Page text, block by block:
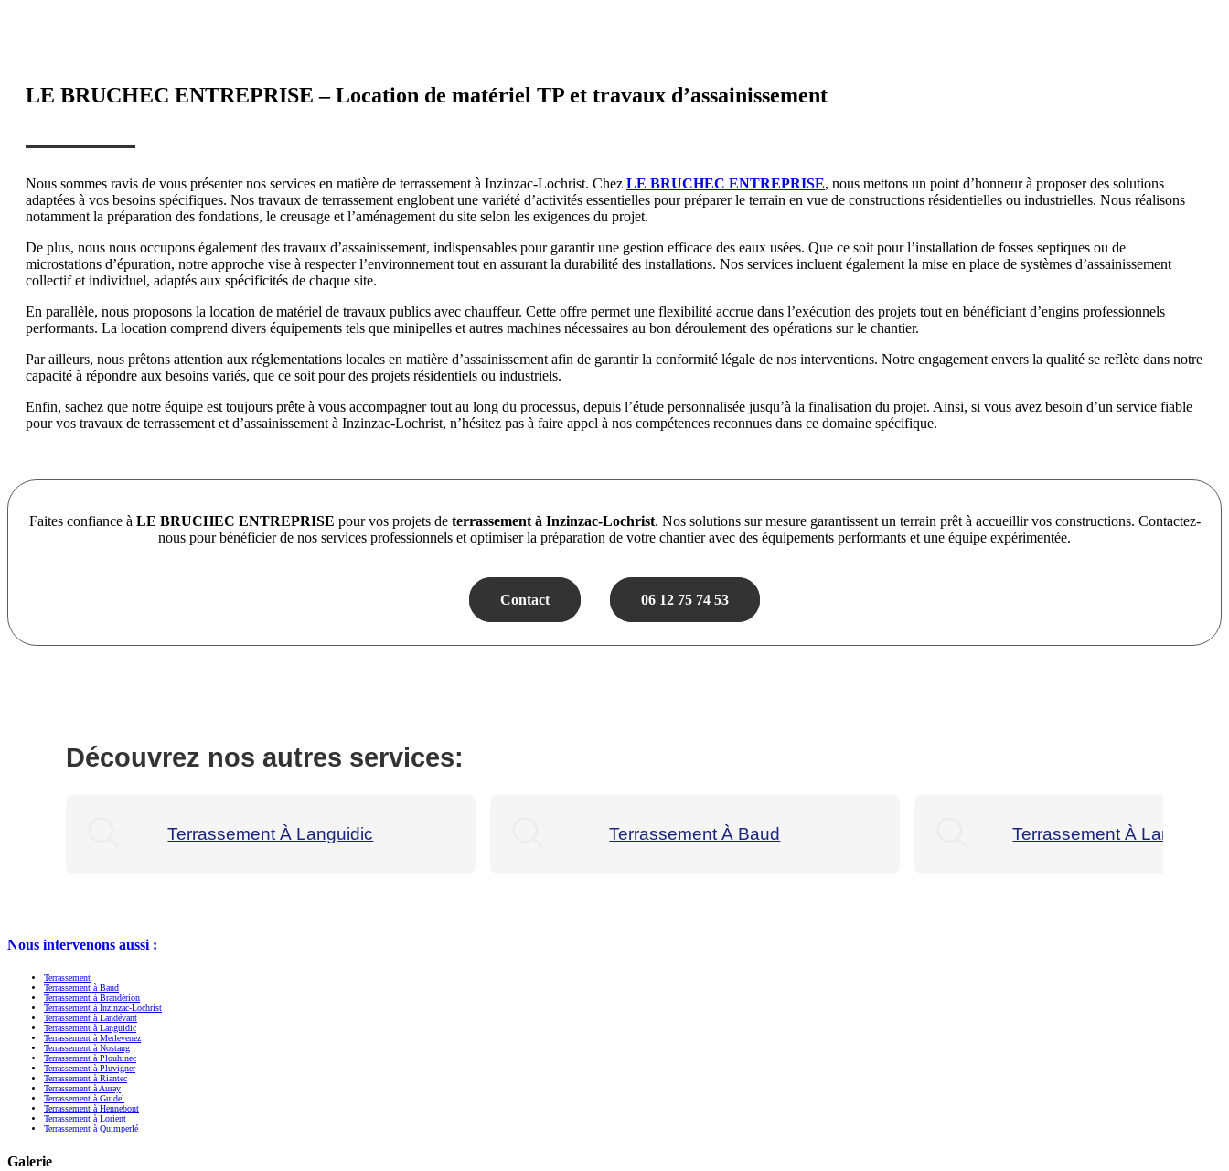
LE BRUCHEC ENTREPRISE – Location de matériel TP et travaux d’assainissement
Nous sommes ravis de vous présenter nos services en matière de terrassement à Inzinzac-Lochrist. Chez LE BRUCHEC ENTREPRISE, nous mettons un point d’honneur à proposer des solutions
adaptées à vos besoins spécifiques. Nos travaux de terrassement englobent une variété d’activités essentielles pour préparer le terrain en vue de constructions résidentielles ou industrielles. Nous réalisons
notamment la préparation des fondations, le creusage et l’aménagement du site selon les exigences du projet.
De plus, nous nous occupons également des travaux d’assainissement, indispensables pour garantir une gestion efficace des eaux usées. Que ce soit pour l’installation de fosses septiques ou de
microstations d’épuration, notre approche vise à respecter l’environnement tout en assurant la durabilité des installations. Nos services incluent également la mise en place de systèmes d’assainissement
collectif et individuel, adaptés aux spécificités de chaque site.
En parallèle, nous proposons la location de matériel de travaux publics avec chauffeur. Cette offre permet une flexibilité accrue dans l’exécution des projets tout en bénéficiant d’engins professionnels
performants. La location comprend divers équipements tels que minipelles et autres machines nécessaires au bon déroulement des opérations sur le chantier.
Par ailleurs, nous prêtons attention aux réglementations locales en matière d’assainissement afin de garantir la conformité légale de nos interventions. Notre engagement envers la qualité se reflète dans notre
capacité à répondre aux besoins variés, que ce soit pour des projets résidentiels ou industriels.
Enfin, sachez que notre équipe est toujours prête à vous accompagner tout au long du processus, depuis l’étude personnalisée jusqu’à la finalisation du projet. Ainsi, si vous avez besoin d’un service fiable
pour vos travaux de terrassement et d’assainissement à Inzinzac-Lochrist, n’hésitez pas à faire appel à nos compétences reconnues dans ce domaine spécifique.
Faites confiance à LE BRUCHEC ENTREPRISE pour vos projets de terrassement à Inzinzac-Lochrist. Nos solutions sur mesure garantissent un terrain prêt à accueillir vos constructions. Contactez-
nous pour bénéficier de nos services professionnels et optimiser la préparation de votre chantier avec des équipements performants et une équipe expérimentée.
Contact 06 12 75 74 53
Découvrez nos autres services:
Terrassement À Languidic Terrassement À Baud Terrassement À Landévant
Nous intervenons aussi :
Terrassement
Terrassement à Baud
Terrassement à Brandérion
Terrassement à Inzinzac-Lochrist
Terrassement à Landévant
Terrassement à Languidic
Terrassement à Merlevenez
Terrassement à Nostang
Terrassement à Plouhinec
Terrassement à Pluvigner
Terrassement à Riantec
Terrassement à Auray
Terrassement à Guidel
Terrassement à Hennebont
Terrassement à Lorient
Terrassement à Quimperlé
Galerie